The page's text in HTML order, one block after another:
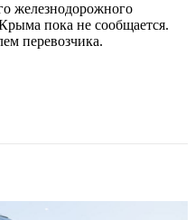
железнодорожного
пока не сообщается.
перевозчика.